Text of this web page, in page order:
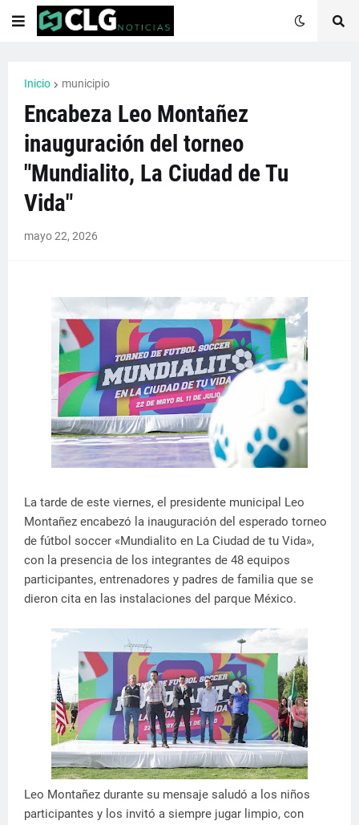
Inicio municipio
Encabeza Leo Montañez
inauguración del torneo
"Mundialito, La Ciudad de Tu
Vida"
mayo 22, 2026
La tarde de este viernes, el presidente municipal Leo
Montañez encabezó la inauguración del esperado torneo
de fútbol soccer «Mundialito en La Ciudad de tu Vida»,
con la presencia de los integrantes de 48 equipos
participantes, entrenadores y padres de familia que se
dieron cita en las instalaciones del parque México.
Leo Montañez durante su mensaje saludó a los niños
participantes y los invitó a siempre jugar limpio, con